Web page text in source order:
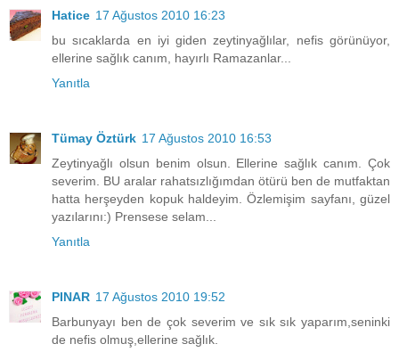
Hatice 17 Ağustos 2010 16:23
bu sıcaklarda en iyi giden zeytinyağlılar, nefis görünüyor,
ellerine sağlık canım, hayırlı Ramazanlar...
Yanıtla
Tümay Öztürk 17 Ağustos 2010 16:53
Zeytinyağlı olsun benim olsun. Ellerine sağlık canım. Çok
severim. BU aralar rahatsızlığımdan ötürü ben de mutfaktan
hatta herşeyden kopuk haldeyim. Özlemişim sayfanı, güzel
yazılarını:) Prensese selam...
Yanıtla
PINAR 17 Ağustos 2010 19:52
Barbunyayı ben de çok severim ve sık sık yaparım,seninki
de nefis olmuş,ellerine sağlık.